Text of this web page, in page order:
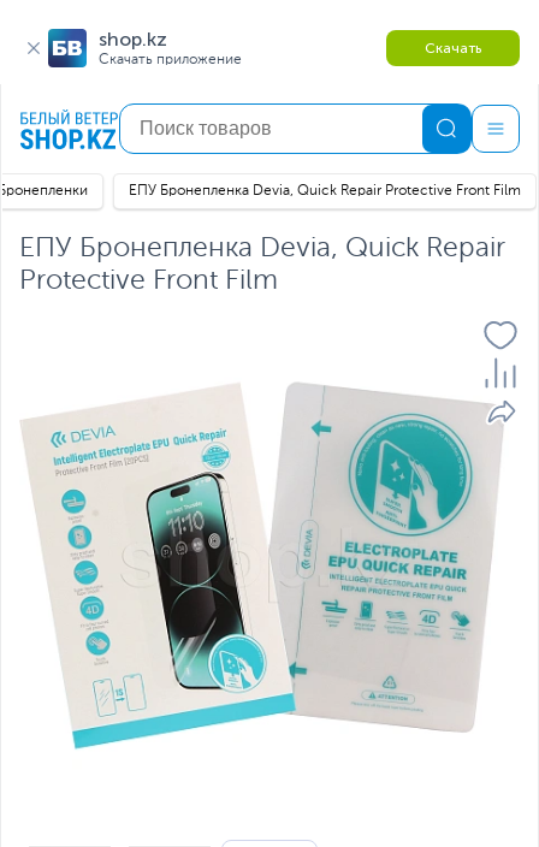
shop.kz
Скачать приложение
Скачать
ЕПУ Бронепленка Devia, Quick Repair Protective Front Film
ЕПУ Бронепленка Devia, Quick Repair
Protective Front Film